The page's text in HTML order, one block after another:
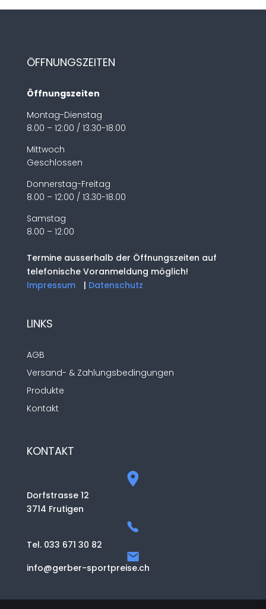
ÖFFNUNGSZEITEN
Öffnungszeiten
Montag-Dienstag
8.00 – 12:00 / 13.30-18.00
Mittwoch
Geschlossen
Donnerstag-Freitag
8.00 – 12:00 / 13.30-18.00
Samstag
8.00 – 12:00
Termine ausserhalb der Öffnungszeiten auf
telefonische Voranmeldung möglich!
Impressum
| Datenschutz
LINKS
AGB
Versand- & Zahlungsbedingungen
Produkte
Kontakt
KONTAKT
Dorfstrasse 12
3714 Frutigen
Tel. 033 671 30 82
info@gerber-sportpreise.ch